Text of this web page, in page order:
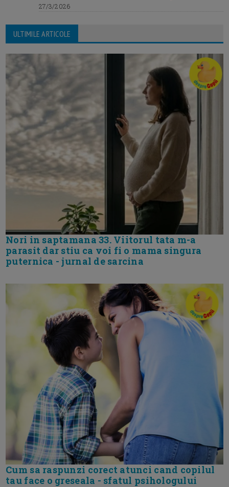
27/3/2026
ULTIMILE ARTICOLE
Nori in saptamana 33. Viitorul tata m-a
parasit dar stiu ca voi fi o mama singura
puternica - jurnal de sarcina
Cum sa raspunzi corect atunci cand copilul
tau face o greseala - sfatul psihologului